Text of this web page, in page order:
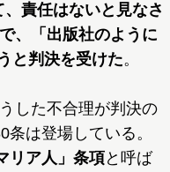
責任はないと見なさ
、「出版社のように
と判決を受けた。
した不合理が判決の
は登場している。
リア人」条項と呼ば